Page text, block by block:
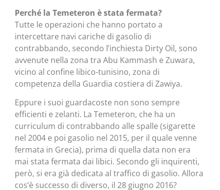
Perché la Temeteron è stata fermata?
Tutte le operazioni che hanno portato a
intercettare navi cariche di gasolio di
contrabbando, secondo l’inchiesta Dirty Oil, sono
avvenute nella zona tra Abu Kammash e Zuwara,
vicino al confine libico-tunisino, zona di
competenza della Guardia costiera di Zawiya.
Eppure i suoi guardacoste non sono sempre
efficienti e zelanti. La Temeteron, che ha un
curriculum di contrabbando alle spalle (sigarette
nel 2004 e poi gasolio nel 2015, per il quale venne
fermata in Grecia), prima di quella data non era
mai stata fermata dai libici. Secondo gli inquirenti,
però, si era già dedicata al traffico di gasolio. Allora
cos’è successo di diverso, il 28 giugno 2016?